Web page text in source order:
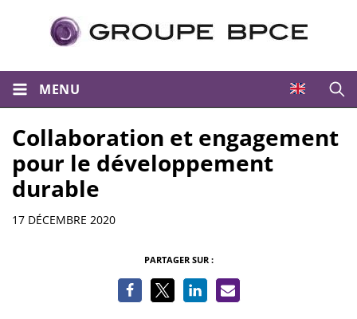
MENU
Collaboration et engagement
pour le développement
durable
Informations
17 DÉCEMBRE 2020
PARTAGER SUR :